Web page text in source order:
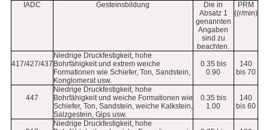
IADC Gesteinsbildung
Die in
Absatz 1
genannten
Angaben
sind zu
beachten.
PRM
((r/min)
417/427/437
Niedrige Druckfestigkeit, hohe
Bohrfähigkeit und extrem weiche
Formationen wie Schiefer, Ton, Sandstein,
Konglomerat usw.
0.35 bis
0.90
140
bis 70
447
Niedrige Druckfestigkeit, hohe
Bohrfähigkeit und weiche Formationen wie
Schiefer, Ton, Sandstein, weiche Kalkstein,
Salzgestein, Gips usw.
0.35 bis
1.00
140
bis 60
Niedrige Druckfestigkeit, hohe